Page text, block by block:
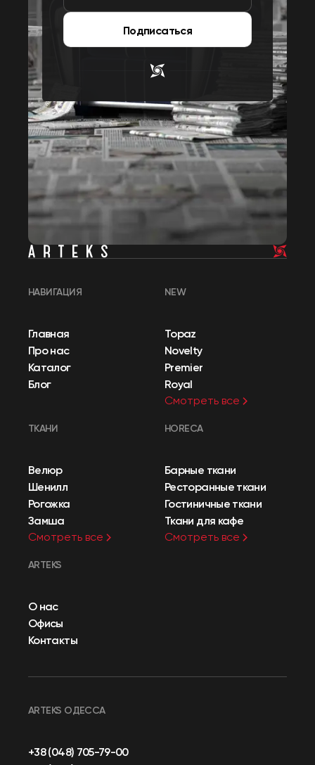
Подписаться
НАВИГАЦИЯ
Главная
Про нас
Каталог
Блог
NEW
Topaz
Novelty
Premier
Royal
Смотреть все
ТКАНИ
Велюр
Шенилл
Рогожка
Замша
Смотреть все
HORECA
Барные ткани
Ресторанные ткани
Гостиничные ткани
Ткани для кафе
Смотреть все
ARTEKS
О нас
Офисы
Контакты
ARTEKS ОДЕССА
+38 (048) 705-79-00